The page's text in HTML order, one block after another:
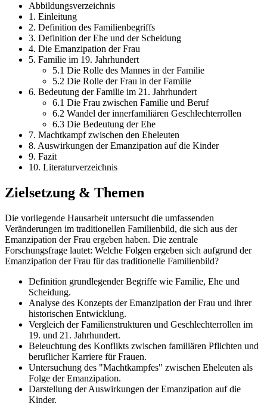
Abbildungsverzeichnis
1. Einleitung
2. Definition des Familienbegriffs
3. Definition der Ehe und der Scheidung
4. Die Emanzipation der Frau
5. Familie im 19. Jahrhundert
5.1 Die Rolle des Mannes in der Familie
5.2 Die Rolle der Frau in der Familie
6. Bedeutung der Familie im 21. Jahrhundert
6.1 Die Frau zwischen Familie und Beruf
6.2 Wandel der innerfamiliären Geschlechterrollen
6.3 Die Bedeutung der Ehe
7. Machtkampf zwischen den Eheleuten
8. Auswirkungen der Emanzipation auf die Kinder
9. Fazit
10. Literaturverzeichnis
Zielsetzung & Themen
Die vorliegende Hausarbeit untersucht die umfassenden
Veränderungen im traditionellen Familienbild, die sich aus der
Emanzipation der Frau ergeben haben. Die zentrale
Forschungsfrage lautet: Welche Folgen ergeben sich aufgrund der
Emanzipation der Frau für das traditionelle Familienbild?
Definition grundlegender Begriffe wie Familie, Ehe und
Scheidung.
Analyse des Konzepts der Emanzipation der Frau und ihrer
historischen Entwicklung.
Vergleich der Familienstrukturen und Geschlechterrollen im
19. und 21. Jahrhundert.
Beleuchtung des Konflikts zwischen familiären Pflichten und
beruflicher Karriere für Frauen.
Untersuchung des "Machtkampfes" zwischen Eheleuten als
Folge der Emanzipation.
Darstellung der Auswirkungen der Emanzipation auf die
Kinder.